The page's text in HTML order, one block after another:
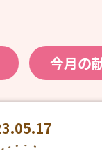
今月の